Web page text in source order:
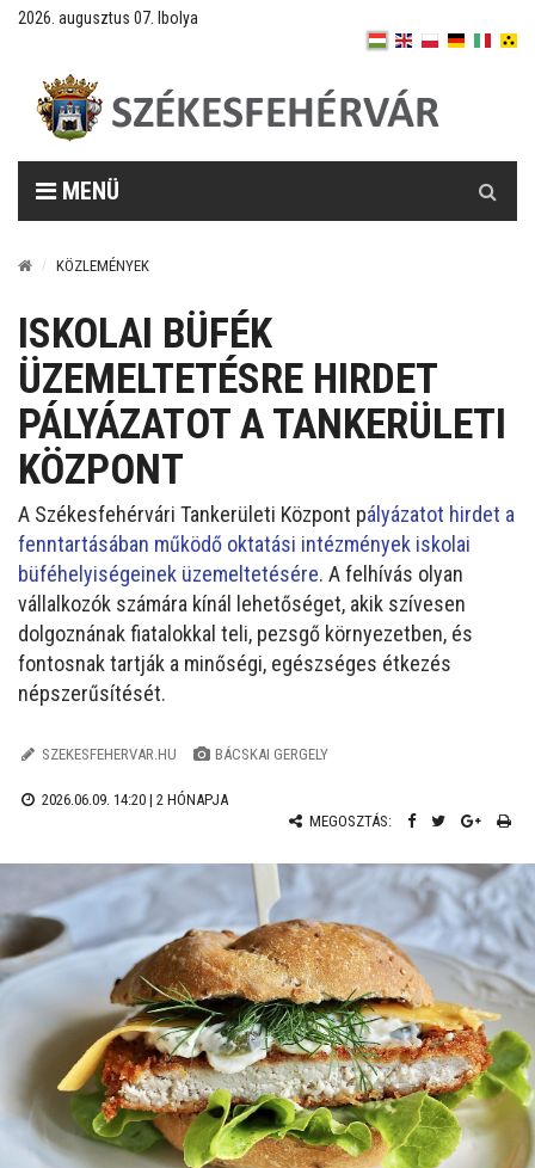
2026. augusztus 07. Ibolya
MENÜ
KÖZLEMÉNYEK
ISKOLAI BÜFÉK
ÜZEMELTETÉSRE HIRDET
PÁLYÁZATOT A TANKERÜLETI
KÖZPONT
A Székesfehérvári Tankerületi Központ pályázatot hirdet a
fenntartásában működő oktatási intézmények iskolai
büféhelyiségeinek üzemeltetésére. A felhívás olyan
vállalkozók számára kínál lehetőséget, akik szívesen
dolgoznának fiatalokkal teli, pezsgő környezetben, és
fontosnak tartják a minőségi, egészséges étkezés
népszerűsítését.
SZEKESFEHERVAR.HU BÁCSKAI GERGELY
2026.06.09. 14:20 | 2 HÓNAPJA
MEGOSZTÁS: